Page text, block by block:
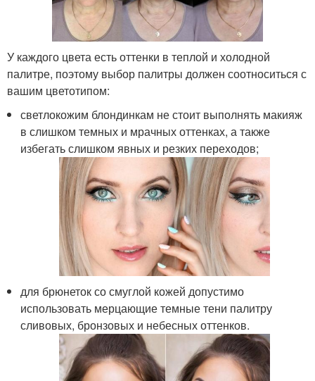
У каждого цвета есть оттенки в теплой и холодной
палитре, поэтому выбор палитры должен соотноситься с
вашим цветотипом:
светлокожим блондинкам не стоит выполнять макияж
в слишком темных и мрачных оттенках, а также
избегать слишком явных и резких переходов;
для брюнеток со смуглой кожей допустимо
использовать мерцающие темные тени палитру
сливовых, бронзовых и небесных оттенков.